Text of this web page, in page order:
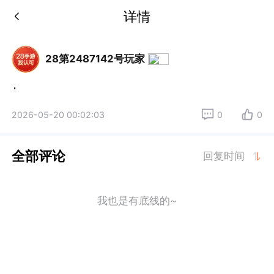
详情
28第2487142号玩家
.
2026-05-20 00:02:03 0 0
全部评论 回复时间
我也是有底线的~